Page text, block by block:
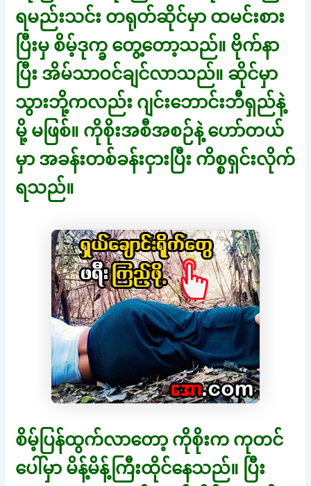
ရမည်းသင်း တရုတ်ဆိုင်မှာ ထမင်းစား
ပြီးမှ စိမ့်ဒုက္ခ တွေ့တော့သည်။ ဗိုက်နာ
ပြီး အိမ်သာဝင်ချင်လာသည်။ ဆိုင်မှာ
သွားဘို့ကလည်း ဂျင်းဘောင်းဘီရှည်နဲ့
မို့ မဖြစ်။ ကိုစိုးအစီအစဉ်နဲ့ ဟော်တယ်
မှာ အခန်းတစ်ခန်းငှားပြီး ကိစ္စရှင်းလိုက်
ရသည်။
စိမ့်ပြန်ထွက်လာတော့ ကိုစိုးက ကုတင်
ပေါ်မှာ မိန့်မိန့်ကြီးထိုင်နေသည်။ ပြီး